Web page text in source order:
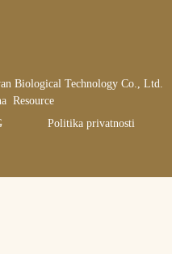
Biological Technology Co., Ltd.
Resource
Politika privatnosti